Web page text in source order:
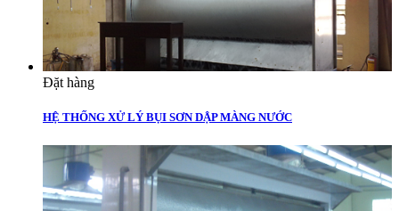
Đặt hàng
HỆ THỐNG XỬ LÝ BỤI SƠN DẬP MÀNG NƯỚC